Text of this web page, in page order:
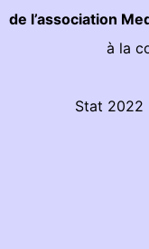
de l’association
à la
Stat 2022